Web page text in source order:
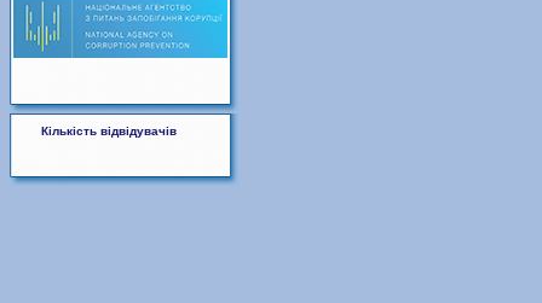
Кількість відвідувачів